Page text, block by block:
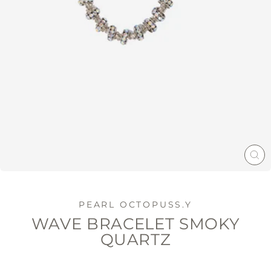
PEARL OCTOPUSS.Y
WAVE BRACELET SMOKY
QUARTZ